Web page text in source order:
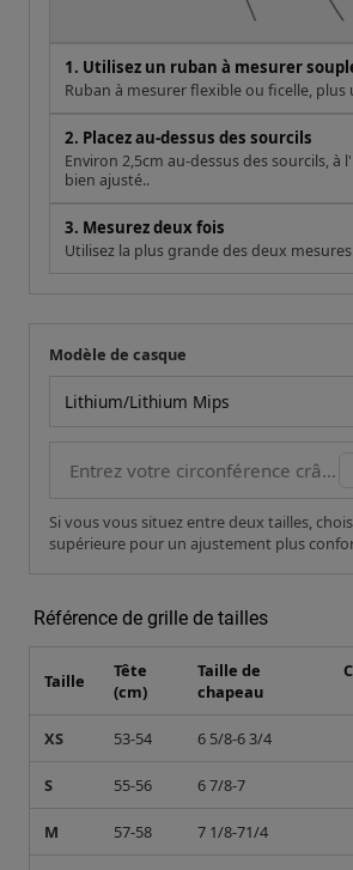
1. Utilisez un ruban à mesurer
Ruban à mesurer flexible ou ficelle, plus
2. Placez au-dessus des sourcils
Environ 2,5cm au-dessus des sourcils, à
bien ajusté..
3. Mesurez deux fois
Utilisez la plus grande des deux
Votre mesure
Modèle de casque
Si vous vous situez entre deux tailles,
supérieure pour un ajustement plus
Référence de grille de tailles
Taille
Tête
(cm)
Taille de
chapeau
XS 53-54 6 5/8-6 3/4
S 55-56 6 7/8-7
M 57-58 7 1/8-71/4